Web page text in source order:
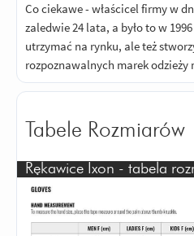
Co ciekawe - właścicel firmy w
zaledwie 24 lata, a było to w
utrzymać na rynku, ale też
rozpoznawalnych marek
Tabele Rozmiarów
Rękawice Ixon - tabela